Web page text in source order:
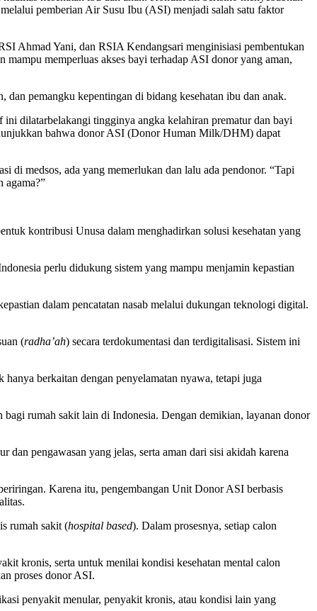
pemberian Air Susu Ibu (ASI) menjadi salah satu faktor
Ahmad Yani, dan RSIA Kendangsari menginisiasi pembentukan
memperluas akses bayi terhadap ASI donor yang aman,
pemangku kepentingan di bidang kesehatan ibu dan anak.
dilatarbelakangi tingginya angka kelahiran prematur dan bayi
bahwa donor ASI (Donor Human Milk/DHM) dapat
di medsos, ada yang memerlukan dan lalu ada pendonor. “Tapi
agama?”
kontribusi Unusa dalam menghadirkan solusi kesehatan yang
perlu didukung sistem yang mampu menjamin kepastian
dalam pencatatan nasab melalui dukungan teknologi digital.
(radha’ah) secara terdokumentasi dan terdigitalisasi. Sistem ini
berkaitan dengan penyelamatan nyawa, tetapi juga
rumah sakit lain di Indonesia. Dengan demikian, layanan donor
pengawasan yang jelas, serta aman dari sisi akidah karena
Karena itu, pengembangan Unit Donor ASI berbasis
rumah sakit (hospital based). Dalam prosesnya, setiap calon
kronis, serta untuk menilai kondisi kesehatan mental calon
proses donor ASI.
penyakit menular, penyakit kronis, atau kondisi lain yang